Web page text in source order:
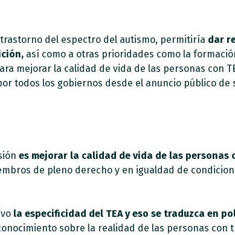
del espectro del autismo, permitiría dar
así como a otras prioridades como la
mejorar la calidad de vida de las personas con
todos los gobiernos desde el anuncio público de
es mejorar la calidad de vida de las personas
de pleno derecho y en igualdad de
la especificidad del TEA y eso se traduzca en
sobre la realidad de las personas con